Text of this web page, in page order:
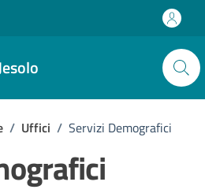
/ Uffici / Servizi Demografici